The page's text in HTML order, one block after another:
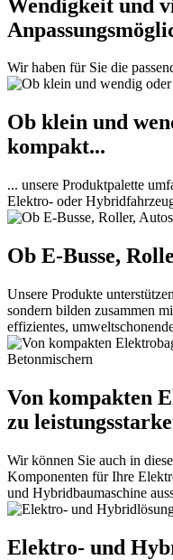
Wendigkeit und
Wir haben für Sie die
Ob klein und
kompakt...
... unsere Produktpalette
Elektro- oder
Ob E-Busse,
Unsere Produkte
sondern bilden zusammen
effizientes,
Von kompakten
zu
Wir können Sie auch in
Komponenten für Ihre
und Hybridbaumaschine
Elektro- und